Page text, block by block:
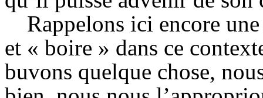
Rappelons ici encore
et « boire » dans ce
buvons quelque chose,